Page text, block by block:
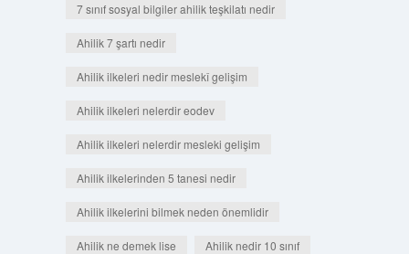
7 sınıf sosyal bilgiler ahilik teşkilatı nedir
Ahilik 7 şartı nedir
Ahilik ilkeleri nedir meslekî gelişim
Ahilik ilkeleri nelerdir eodev
Ahilik ilkeleri nelerdir mesleki gelişim
Ahilik ilkelerinden 5 tanesi nedir
Ahilik ilkelerini bilmek neden önemlidir
Ahilik ne demek lise Ahilik nedir 10 sınıf